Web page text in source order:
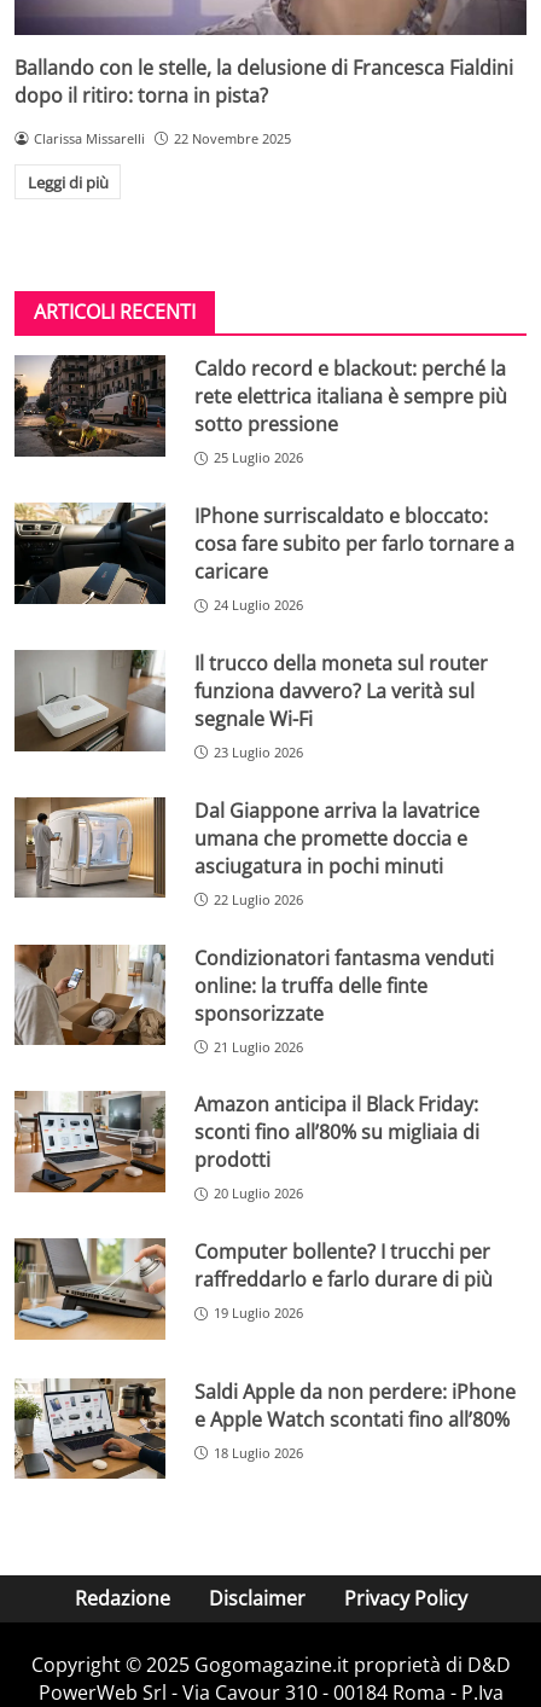
Ballando con le stelle, la delusione di Francesca Fialdini
dopo il ritiro: torna in pista?
Clarissa Missarelli 22 Novembre 2025
Leggi di più
ARTICOLI RECENTI
Caldo record e blackout: perché la
rete elettrica italiana è sempre più
sotto pressione
25 Luglio 2026
IPhone surriscaldato e bloccato:
cosa fare subito per farlo tornare a
caricare
24 Luglio 2026
Il trucco della moneta sul router
funziona davvero? La verità sul
segnale Wi-Fi
23 Luglio 2026
Dal Giappone arriva la lavatrice
umana che promette doccia e
asciugatura in pochi minuti
22 Luglio 2026
Condizionatori fantasma venduti
online: la truffa delle finte
sponsorizzate
21 Luglio 2026
Amazon anticipa il Black Friday:
sconti fino all’80% su migliaia di
prodotti
20 Luglio 2026
Computer bollente? I trucchi per
raffreddarlo e farlo durare di più
19 Luglio 2026
Saldi Apple da non perdere: iPhone
e Apple Watch scontati fino all’80%
18 Luglio 2026
Redazione Disclaimer Privacy Policy
Copyright © 2025 Gogomagazine.it proprietà di D&D
PowerWeb Srl - Via Cavour 310 - 00184 Roma - P.Iva